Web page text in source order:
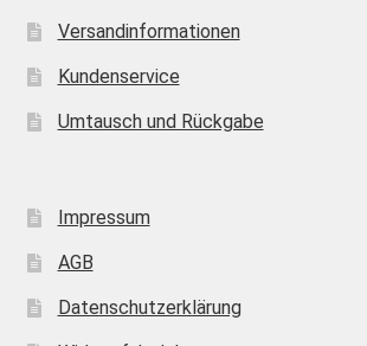
Versandinformationen
Kundenservice
Umtausch und Rückgabe
Impressum
AGB
Datenschutzerklärung